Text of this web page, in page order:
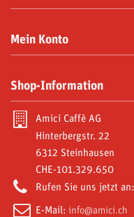
Kaffeemaschinen
Tassen
Moka und Zubehör
Abonnements
Amici World
Mein Konto
Meine Bestellungen
Meine Gutschriften
Meine Adressen
Meine persönlichen Daten
Meine Gutscheine
Shop-Information
Amici Caffè AG
Hinterbergstr. 22
6312 Steinhausen
CHE-101.329.650
Rufen Sie uns jetzt an:
E-Mail: info@amici.ch